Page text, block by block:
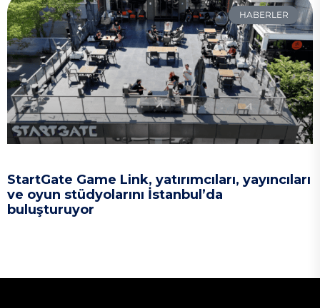
HABERLER
StartGate Game Link, yatırımcıları, yayıncıları
ve oyun stüdyolarını İstanbul’da
buluşturuyor